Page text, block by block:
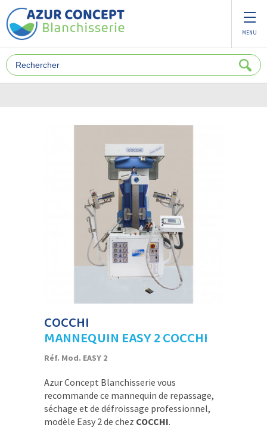
MENU
COCCHI
MANNEQUIN EASY 2 COCCHI
Réf. Mod. EASY 2
Azur Concept Blanchisserie vous
recommande ce mannequin de repassage,
séchage et de défroissage professionnel,
modèle Easy 2 de chez COCCHI.
Panneau de gestion des cookies